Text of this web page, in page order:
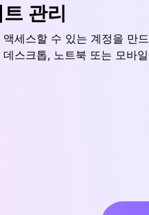
관리
세스할 수 있는 계정을 만
스크톱, 노트북 또는 모바